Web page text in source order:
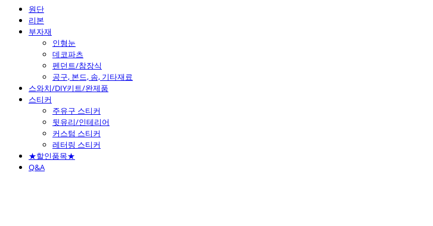
원단
리본
부자재
인형눈
데코파츠
펜던트/참장식
공구, 본드, 솜, 기타재료
스와치/DIY키트/완제품
스티커
주유구 스티커
뒷유리/인테리어
커스텀 스티커
레터링 스티커
★할인품목★
Q&A